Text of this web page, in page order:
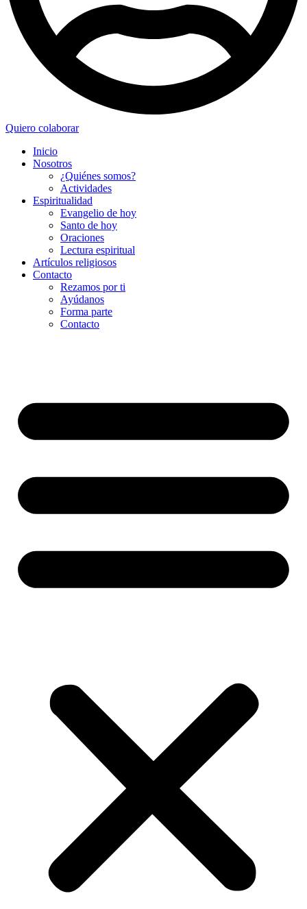
Quiero colaborar
Inicio
Nosotros
¿Quiénes somos?
Actividades
Espiritualidad
Evangelio de hoy
Santo de hoy
Oraciones
Lectura espiritual
Artículos religiosos
Contacto
Rezamos por ti
Ayúdanos
Forma parte
Contacto